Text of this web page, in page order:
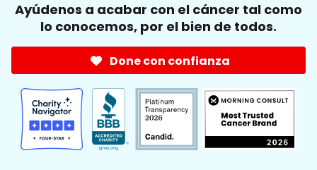
Ayúdenos a acabar con el cáncer tal como
lo conocemos, por el bien de todos.
Done con confianza